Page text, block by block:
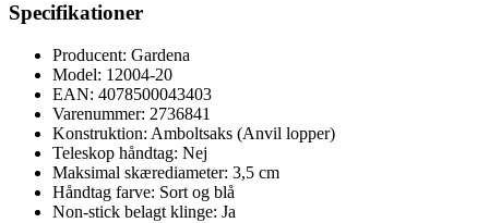
Specifikationer
Producent: Gardena
Model: 12004-20
EAN: 4078500043403
Varenummer: 2736841
Konstruktion: Amboltsaks (Anvil lopper)
Teleskop håndtag: Nej
Maksimal skærediameter: 3,5 cm
Håndtag farve: Sort og blå
Non-stick belagt klinge: Ja